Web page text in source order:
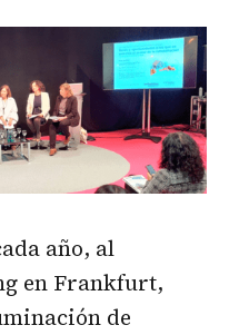
año, al
en Frankfurt,
de